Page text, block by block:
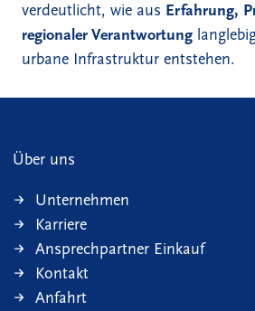
verdeutlicht, wie aus Erfahrung,
regionaler Verantwortung
urbane Infrastruktur entstehen.
Über uns
Unternehmen
Karriere
Ansprechpartner Einkauf
Kontakt
Anfahrt